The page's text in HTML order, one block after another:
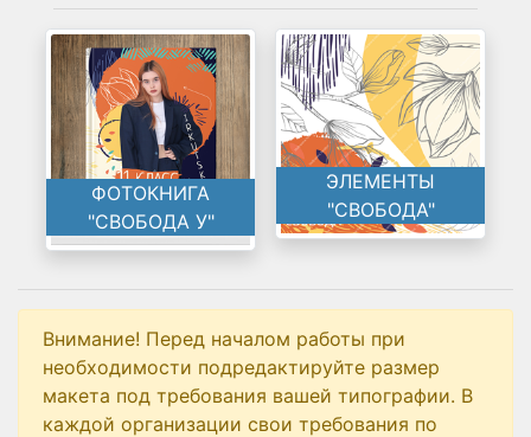
ФОТОКНИГА
"СВОБОДА У"
ЭЛЕМЕНТЫ
"СВОБОДА"
Внимание! Перед началом работы при
необходимости подредактируйте размер
макета под требования вашей типографии. В
каждой организации свои требования по